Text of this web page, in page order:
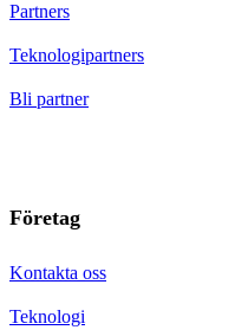
Partners
Teknologipartners
Bli partner
Företag
Kontakta oss
Teknologi